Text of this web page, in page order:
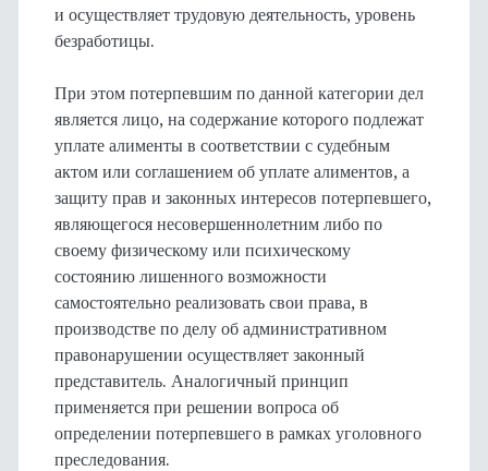
и осуществляет трудовую деятельность, уровень
безработицы.
При этом потерпевшим по данной категории дел
является лицо, на содержание которого подлежат
уплате алименты в соответствии с судебным
актом или соглашением об уплате алиментов, а
защиту прав и законных интересов потерпевшего,
являющегося несовершеннолетним либо по
своему физическому или психическому
состоянию лишенного возможности
самостоятельно реализовать свои права, в
производстве по делу об административном
правонарушении осуществляет законный
представитель. Аналогичный принцип
применяется при решении вопроса об
определении потерпевшего в рамках уголовного
преследования.